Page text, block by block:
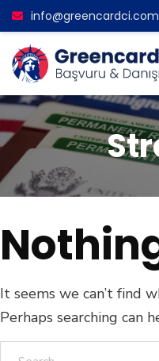
info@greencardci.com
It seems we can’t find
Perhaps searching can